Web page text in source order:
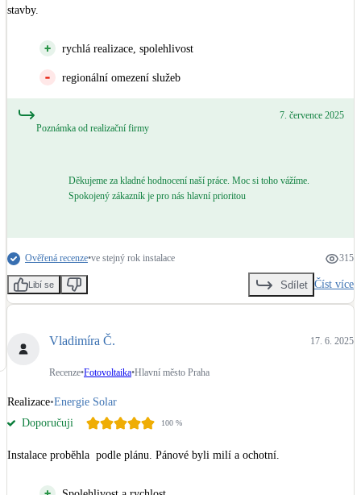
stavby.
rychlá realizace, spolehlivost
regionální omezení služeb
Poznámka od realizační firmy
7. července 2025
Děkujeme za kladné hodnocení naší práce. Moc si toho vážíme.
Spokojený zákazník je pro nás hlavní prioritou
Ověřená recenze•ve stejný rok instalace 315
Libí se Sdílet Číst více
Vladimíra Č. 17. 6. 2025
Recenze•Fotovoltaika•Hlavní město Praha
Realizace•Energie Solar
Doporučuji
100 %
Instalace proběhla  podle plánu. Pánové byli milí a ochotní.